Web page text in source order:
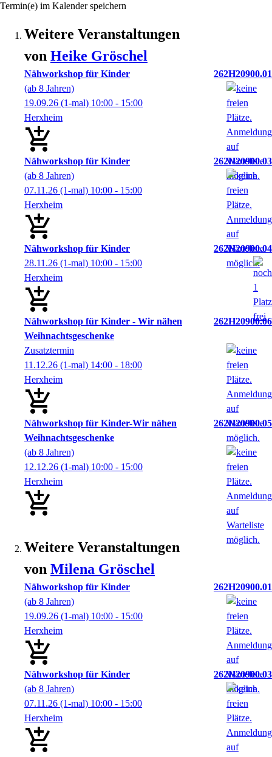
Termin(e) im Kalender speichern
Weitere Veranstaltungen
von Heike Gröschel
Nähworkshop für Kinder
262H20900.01
(ab 8 Jahren)
19.09.26 (1-mal) 10:00 - 15:00
Herxheim
Nähworkshop für Kinder
262H20900.03
(ab 8 Jahren)
07.11.26 (1-mal) 10:00 - 15:00
Herxheim
Nähworkshop für Kinder
262H20900.04
28.11.26 (1-mal) 10:00 - 15:00
Herxheim
Nähworkshop für Kinder - Wir nähen
Weihnachtsgeschenke
262H20900.06
Zusatztermin
11.12.26 (1-mal) 14:00 - 18:00
Herxheim
Nähworkshop für Kinder-Wir nähen
Weihnachtsgeschenke
262H20900.05
(ab 8 Jahren)
12.12.26 (1-mal) 10:00 - 15:00
Herxheim
Weitere Veranstaltungen
von Milena Gröschel
Nähworkshop für Kinder
262H20900.01
(ab 8 Jahren)
19.09.26 (1-mal) 10:00 - 15:00
Herxheim
Nähworkshop für Kinder
262H20900.03
(ab 8 Jahren)
07.11.26 (1-mal) 10:00 - 15:00
Herxheim